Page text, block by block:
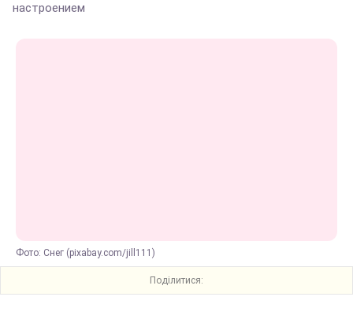
настроением
Фото: Снег (pixabay.com/jill111)
Поділитися: